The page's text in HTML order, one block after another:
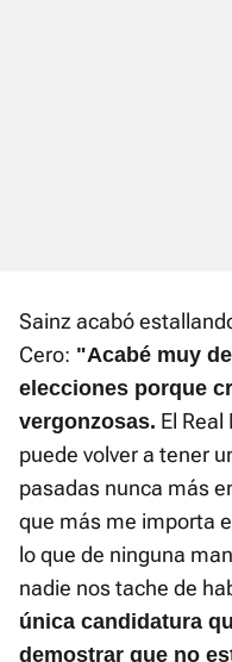
Sainz acabó
Cero: "Acabé muy
elecciones porque
vergonzosas. El
puede volver a tener
pasadas nunca más
que más me importa
lo que de ninguna
nadie nos tache de
única candidatura
demostrar que no